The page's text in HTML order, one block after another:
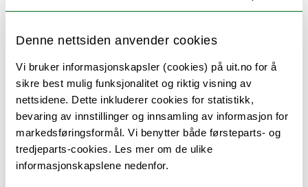
Denne nettsiden anvender cookies
Vi bruker informasjonskapsler (cookies) på uit.no for å
sikre best mulig funksjonalitet og riktig visning av
nettsidene. Dette inkluderer cookies for statistikk,
bevaring av innstillinger og innsamling av informasjon for
markedsføringsformål. Vi benytter både førsteparts- og
tredjeparts-cookies. Les mer om de ulike
informasjonskapslene nedenfor.
Vi har gode grunner til å umiddelbart
eller Kinas brudd på havretten i Sør-Kina-
havet, når vi snakker om brudd på
folkeretten. Nå står vi overfor en situasjon
hvor en nær alliert og vestlig stat er den
som setter folkeretten under press.
Samtidig har Russland og Kina i årevis
kritisert det de kaller et falskt skinn av «en
regelbasert orden». De to landene har til